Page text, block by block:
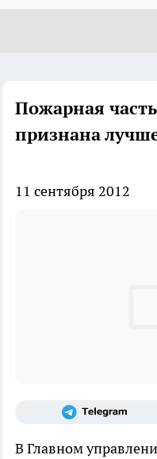
Пожарная
признана
11 сентября 2012
В Главном